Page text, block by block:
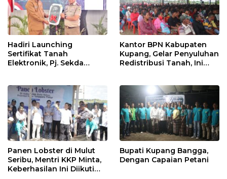
Hadiri Launching
Sertifikat Tanah
Elektronik, Pj. Sekda
Kantor BPN Kabupaten
Kupang, Gelar Penyuluhan
Redistribusi Tanah, Ini
Panen Lobster di Mulut
Seribu, Mentri KKP Minta,
Keberhasilan Ini Diikuti
Bupati Kupang Bangga,
Dengan Capaian Petani